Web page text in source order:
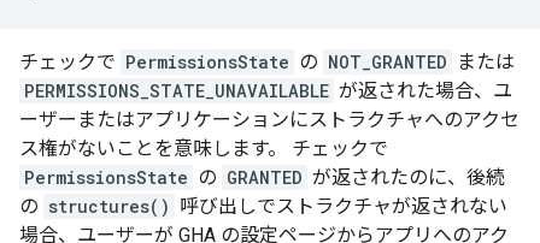
チェックで PermissionsState の NOT_GRANTED
または
PERMISSIONS_STATE_UNAVAILABLE が返された場合、ユ
ーザーまたはアプリケーションにストラクチャへのアクセ
ス権がないことを意味します。 チェックで
PermissionsState の GRANTED が返されたのに、後続
の structures() 呼び出しでストラクチャが返されない
場合、ユーザーが GHA の設定ページからアプリへのアク